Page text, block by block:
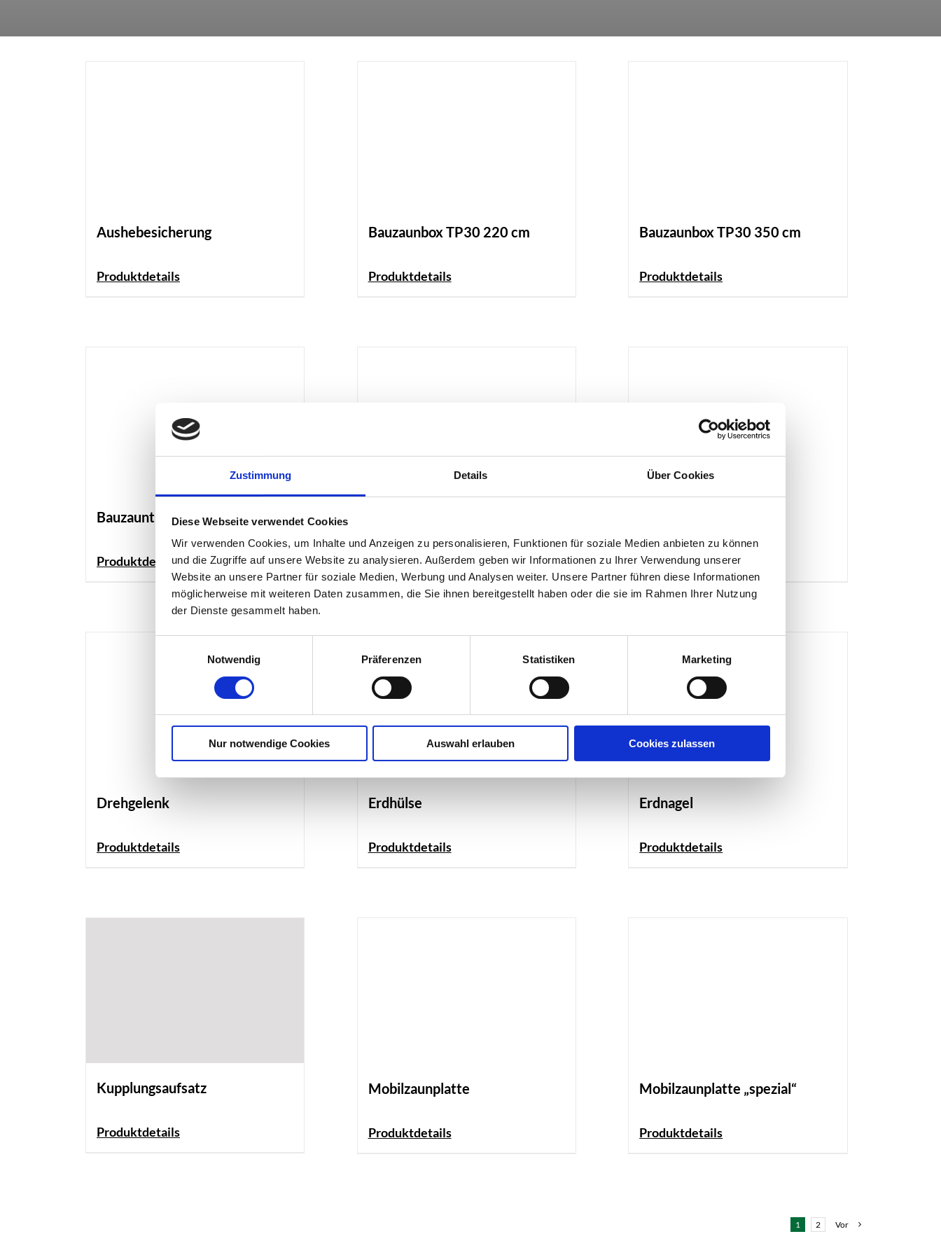
Zustimmung Details Über Cookies
Diese Webseite verwendet Cookies
Wir verwenden Cookies, um Inhalte und Anzeigen zu personalisieren, Funktionen für soziale Medien anbieten zu können
und die Zugriffe auf unsere Website zu analysieren. Außerdem geben wir Informationen zu Ihrer Verwendung unserer
Website an unsere Partner für soziale Medien, Werbung und Analysen weiter. Unsere Partner führen diese Informationen
möglicherweise mit weiteren Daten zusammen, die Sie ihnen bereitgestellt haben oder die sie im Rahmen Ihrer Nutzung
der Dienste gesammelt haben.
Notwendig
Präferenzen Statistiken Marketing
Nur notwendige Cookies Auswahl erlauben Cookies zulassen
Aushebesicherung
Produktdetails
Bauzaunbox TP30 220 cm
Produktdetails
Bauzaunbox TP30 350 cm
Produktdetails
Bauzauntür „basic“
Produktdetails Produktdetails Produktdetails
Drehgelenk
Produktdetails
Erdhülse
Produktdetails
Erdnagel
Produktdetails
Kupplungsaufsatz
Produktdetails
Mobilzaunplatte
Produktdetails
Mobilzaunplatte „spezial“
Produktdetails
1 2 Vor